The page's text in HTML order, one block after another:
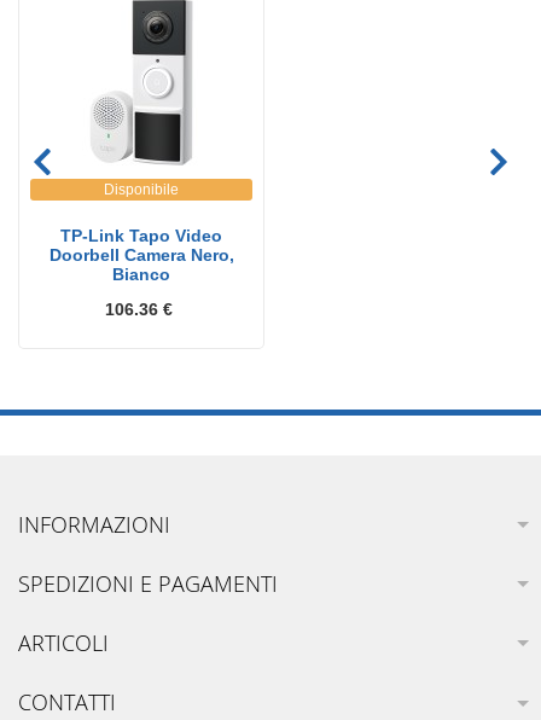
Disponibile
TP-Link Tapo Video
Doorbell Camera Nero,
Bianco
106.36 €
INFORMAZIONI
SPEDIZIONI E PAGAMENTI
ARTICOLI
CONTATTI